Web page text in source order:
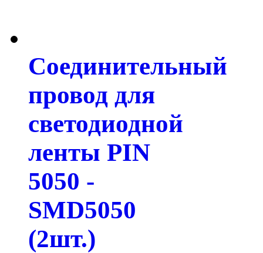
Соединительный
провод для
светодиодной
ленты PIN
5050 -
SMD5050
(2шт.)